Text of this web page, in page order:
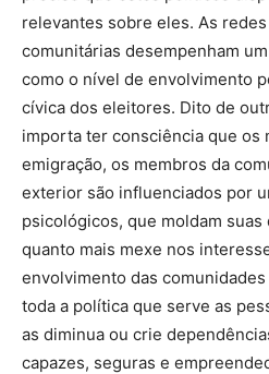
relevantes sobre eles. As
comunitárias desempenham
como o nível de envolvimento
cívica dos eleitores. Dito de
importa ter consciência que os
emigração, os membros da
exterior são influenciados por
psicológicos, que moldam
quanto mais mexe nos
envolvimento das
toda a política que serve as
as diminua ou crie
capazes, seguras e